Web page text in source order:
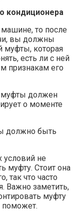
кондиционера
то после
вы должны
муфты, которая
есть ли с ней
признакам его
муфты должен
о моменте
должно быть
условий не
муфту. Стоит она
так что часто
Важно заметить,
муфту
поможет.